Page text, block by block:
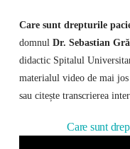
Care sunt drepturile
domnul Dr. Sebastian
didactic Spitalul
materialul video de mai
sau citește transcrierea
Care sunt